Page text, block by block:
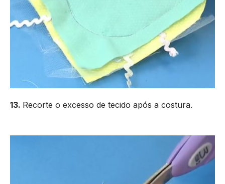
13. Recorte o excesso de tecido após a costura.